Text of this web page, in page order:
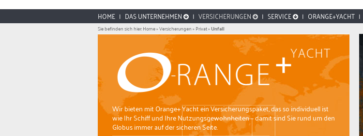
HOME | DAS UNTERNEHMEN | VERSICHERUNGEN | SERVICE | ORANGE+YACHT |
Sie befinden sich hier:Home»Versicherungen»Privat»Unfall
Wir bieten mit Orange+ Yacht ein Versicherungspaket, das so individuell ist
wie Ihr Schiff und Ihre Nutzungsgewohnheiten – damit sind Sie rund um den
Globus immer auf der sicheren Seite.